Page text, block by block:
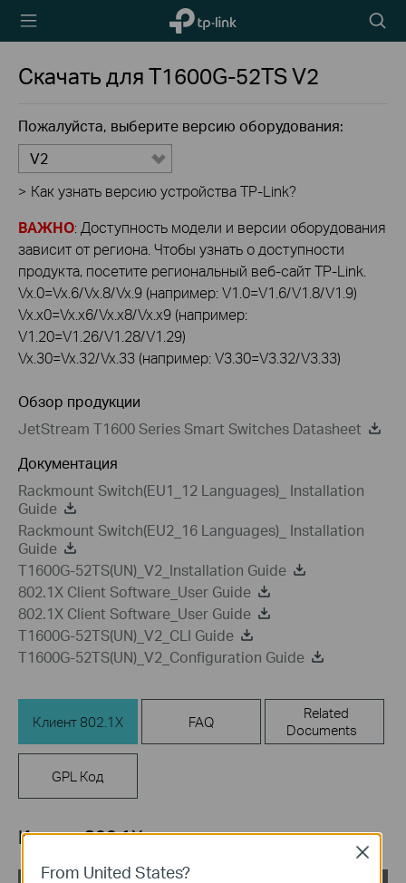
TP-Link,
Reliably
icon
Скачать дляT1600G-52TSV2
Пожалуйста, выберите версию оборудования:
V2
> Как узнать версию устройства TP-Link?
ВАЖНО: Доступность модели и версии оборудования
зависит от региона. Чтобы узнать о доступности
продукта, посетите региональный веб-сайт TP-Link.
Vx.0=Vx.6/Vx.8/Vx.9 (например: V1.0=V1.6/V1.8/V1.9)
Vx.x0=Vx.x6/Vx.x8/Vx.x9 (например:
V1.20=V1.26/V1.28/V1.29)
Vx.30=Vx.32/Vx.33 (например: V3.30=V3.32/V3.33)
Обзор продукции
JetStream T1600 Series Smart Switches Datasheet
Документация
Rackmount Switch(EU1_12 Languages)_ Installation
Guide
Rackmount Switch(EU2_16 Languages)_ Installation
Guide
T1600G-52TS(UN)_V2_Installation Guide
802.1X Client Software_User Guide
802.1X Client Software_User Guide
T1600G-52TS(UN)_V2_CLI Guide
T1600G-52TS(UN)_V2_Configuration Guide
Клиент 802.1X FAQ
Related
Documents
GPL Код
Клиент 802.1X
From United States?
Close